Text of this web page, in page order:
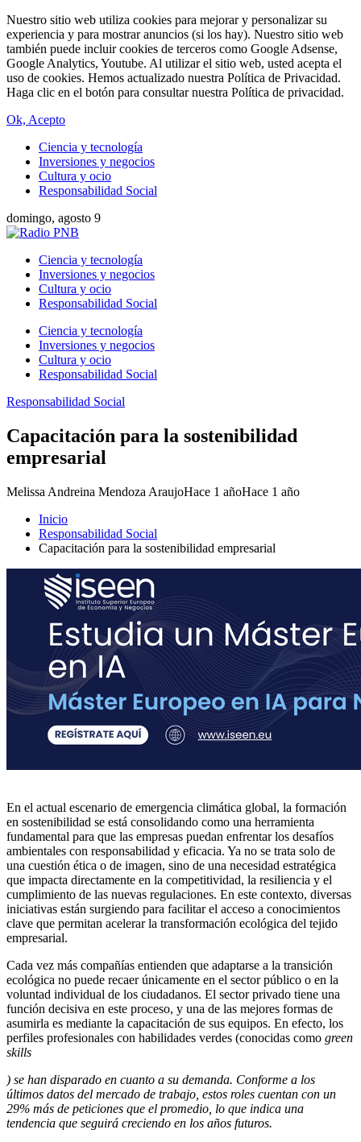
Nuestro sitio web utiliza cookies para mejorar y personalizar su
experiencia y para mostrar anuncios (si los hay). Nuestro sitio web
también puede incluir cookies de terceros como Google Adsense,
Google Analytics, Youtube. Al utilizar el sitio web, usted acepta el
uso de cookies. Hemos actualizado nuestra Política de Privacidad.
Haga clic en el botón para consultar nuestra Política de privacidad.
Ok, Acepto
Ciencia y tecnología
Inversiones y negocios
Cultura y ocio
Responsabilidad Social
domingo, agosto 9
Ciencia y tecnología
Inversiones y negocios
Cultura y ocio
Responsabilidad Social
Ciencia y tecnología
Inversiones y negocios
Cultura y ocio
Responsabilidad Social
Responsabilidad Social
Capacitación para la sostenibilidad
empresarial
Melissa Andreina Mendoza AraujoHace 1 añoHace 1 año
Inicio
Responsabilidad Social
Capacitación para la sostenibilidad empresarial
En el actual escenario de emergencia climática global, la formación
en sostenibilidad se está consolidando como una herramienta
fundamental para que las empresas puedan enfrentar los desafíos
ambientales con responsabilidad y eficacia. Ya no se trata solo de
una cuestión ética o de imagen, sino de una necesidad estratégica
que impacta directamente en la competitividad, la resiliencia y el
cumplimiento de las nuevas regulaciones. En este contexto, diversas
iniciativas están surgiendo para facilitar el acceso a conocimientos
clave que permitan acelerar la transformación ecológica del tejido
empresarial.
Cada vez más compañías entienden que adaptarse a la transición
ecológica no puede recaer únicamente en el sector público o en la
voluntad individual de los ciudadanos. El sector privado tiene una
función decisiva en este proceso, y una de las mejores formas de
asumirla es mediante la capacitación de sus equipos. En efecto, los
perfiles profesionales con habilidades verdes (conocidas como green
skills
) se han disparado en cuanto a su demanda. Conforme a los
últimos datos del mercado de trabajo, estos roles cuentan con un
29% más de peticiones que el promedio, lo que indica una
tendencia que seguirá creciendo en los años futuros.